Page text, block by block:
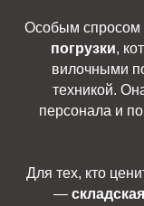
Особым спросом
погрузки,
вилочными
техникой.
персонала и
Для тех, кто
—